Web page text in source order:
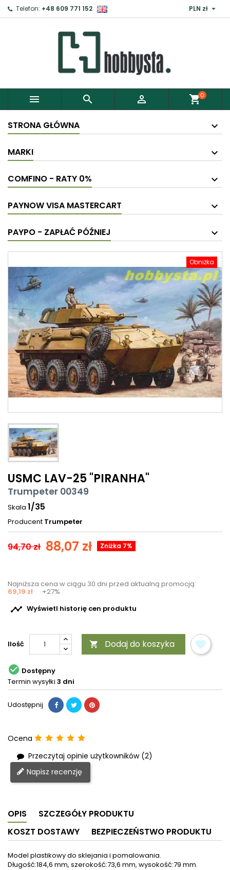
Telefon: +48 609 771 152 PLN zł 
   shopping_cart0
STRONA GŁÓWNA
MARKI
COMFINO - RATY 0%
PAYNOW VISA MASTERCART
PAYPO - ZAPŁAĆ PÓŹNIEJ
Obniżka
USMC LAV-25 "PIRANHA"
Trumpeter 00349
Skala 1/35
Producent Trumpeter
94,70 zł 88,07 zł Zniżka 7%
Najniższa cena w ciągu 30 dni przed aktualną promocją:
69,19 zł +27%
 Wyświetl historię cen produktu
Ilość  Dodaj do koszyka
 Dostępny
Termin wysyłki 3 dni
Udostępnij
Ocena
Przeczytaj opinie użytkowników (2)
Napisz recenzję
OPIS
SZCZEGÓŁY PRODUKTU
KOSZT DOSTAWY
BEZPIECZEŃSTWO PRODUKTU
Model plastikowy do sklejania i pomalowania.
Długość:184,6 mm, szerokość:73,6 mm, wysokość:79 mm.